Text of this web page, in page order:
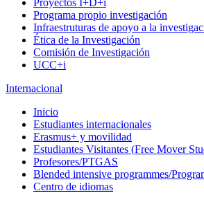
Proyectos I+D+i
Programa propio investigación
Infraestruturas de apoyo a la
Ética de la Investigación
Comisión de Investigación
UCC+i
Internacional
Inicio
Estudiantes internacionales
Erasmus+ y movilidad
Estudiantes Visitantes (Free Mover
Profesores/PTGAS
Blended intensive programmes/
Centro de idiomas